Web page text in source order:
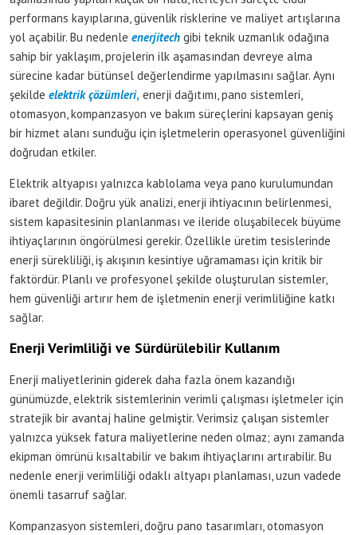
performans kayıplarına, güvenlik risklerine ve maliyet artışlarına
yol açabilir. Bu nedenle enerjitech gibi teknik uzmanlık odağına
sahip bir yaklaşım, projelerin ilk aşamasından devreye alma
sürecine kadar bütünsel değerlendirme yapılmasını sağlar. Aynı
şekilde elektrik çözümleri, enerji dağıtımı, pano sistemleri,
otomasyon, kompanzasyon ve bakım süreçlerini kapsayan geniş
bir hizmet alanı sunduğu için işletmelerin operasyonel güvenliğini
doğrudan etkiler.
Elektrik altyapısı yalnızca kablolama veya pano kurulumundan
ibaret değildir. Doğru yük analizi, enerji ihtiyacının belirlenmesi,
sistem kapasitesinin planlanması ve ileride oluşabilecek büyüme
ihtiyaçlarının öngörülmesi gerekir. Özellikle üretim tesislerinde
enerji sürekliliği, iş akışının kesintiye uğramaması için kritik bir
faktördür. Planlı ve profesyonel şekilde oluşturulan sistemler,
hem güvenliği artırır hem de işletmenin enerji verimliliğine katkı
sağlar.
Enerji Verimliliği ve Sürdürülebilir Kullanım
Enerji maliyetlerinin giderek daha fazla önem kazandığı
günümüzde, elektrik sistemlerinin verimli çalışması işletmeler için
stratejik bir avantaj haline gelmiştir. Verimsiz çalışan sistemler
yalnızca yüksek fatura maliyetlerine neden olmaz; aynı zamanda
ekipman ömrünü kısaltabilir ve bakım ihtiyaçlarını artırabilir. Bu
nedenle enerji verimliliği odaklı altyapı planlaması, uzun vadede
önemli tasarruf sağlar.
Kompanzasyon sistemleri, doğru pano tasarımları, otomasyon